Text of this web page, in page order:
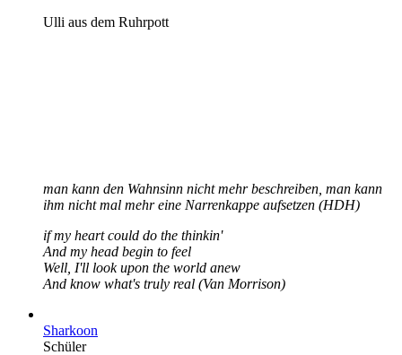
Ulli aus dem Ruhrpott
man kann den Wahnsinn nicht mehr beschreiben, man kann
ihm nicht mal mehr eine Narrenkappe aufsetzen (HDH)
if my heart could do the thinkin'
And my head begin to feel
Well, I'll look upon the world anew
And know what's truly real (Van Morrison)
Sharkoon
Schüler